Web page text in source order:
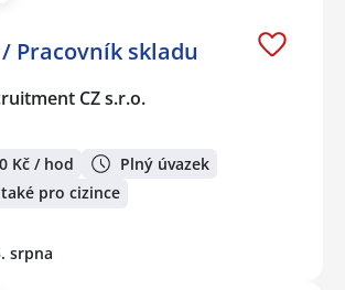
/ Pracovník skladu
CZ s.r.o.
Kč / hod
Plný úvazek
pro cizince
srpna